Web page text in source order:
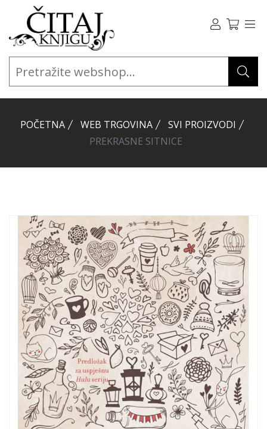
POČETNA WEB TRGOVINA
SVI PROIZVODI
PREKRASNE SITNICE